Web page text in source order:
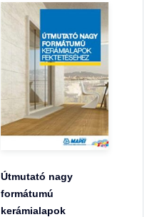
Útmutató nagy
formátumú
kerámialapok